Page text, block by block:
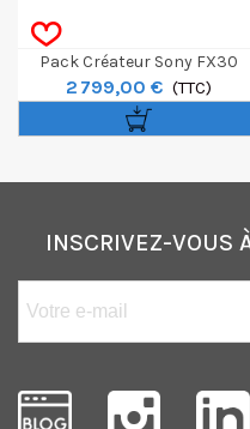
Pack Créateur Sony FX30
2 799,00 € (TTC)
INSCRIVEZ-VOUS